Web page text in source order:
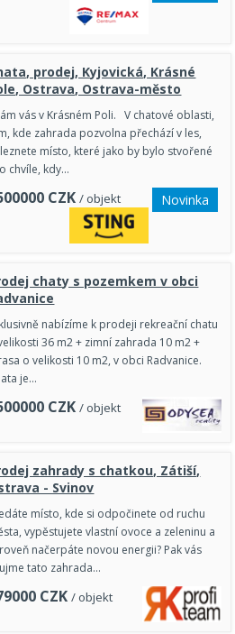
prodej, Kyjovická, Krásné
Ostrava, Ostrava-město
vás v Krásném Poli. V chatové oblasti,
kde zahrada pozvolna přechází v les,
místo, které jako by bylo stvořené
chvíle, kdy…
CZK / objekt Novinka
chaty s pozemkem v obci
nabízíme k prodeji rekreační chatu
36 m2 + zimní zahrada 10 m2 +
o velikosti 10 m2, v obci Radvanice.
je…
CZK / objekt
zahrady s chatkou, Zátiší,
- Svinov
místo, kde si odpočinete od ruchu
vypěstujete vlastní ovoce a zeleninu a
načerpáte novou energii? Pak vás
tato zahrada…
CZK / objekt